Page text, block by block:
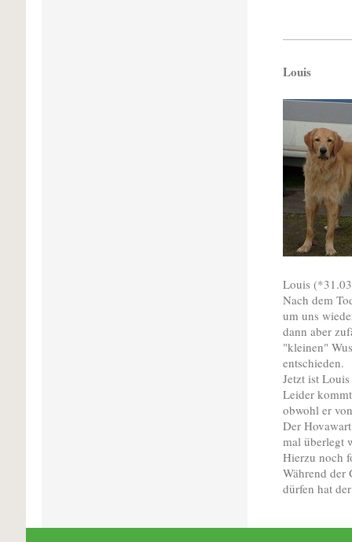
Louis
Louis
Nach dem
um uns
dann aber
"kleinen"
entschieden.
Jetzt ist
Leider
obwohl er
Der
mal überlegt
Hierzu noch
Während der
dürfen hat